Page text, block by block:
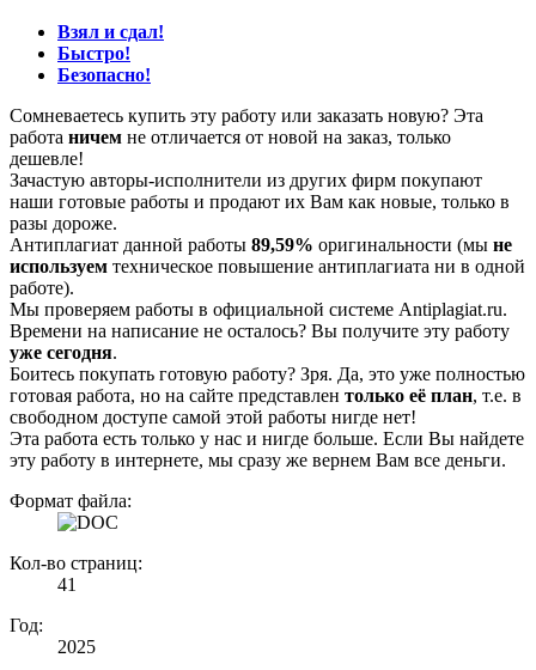
Взял и сдал!
Быстро!
Безопасно!
Сомневаетесь купить эту работу или заказать новую? Эта
работа ничем не отличается от новой на заказ, только
дешевле!
Зачастую авторы-исполнители из других фирм покупают
наши готовые работы и продают их Вам как новые, только в
разы дороже.
Антиплагиат данной работы 89,59% оригинальности (мы не
используем техническое повышение антиплагиата ни в одной
работе).
Мы проверяем работы в официальной системе Аntiplagiat.ru.
Времени на написание не осталось? Вы получите эту работу
уже сегодня.
Боитесь покупать готовую работу? Зря. Да, это уже полностью
готовая работа, но на сайте представлен только её план, т.е. в
свободном доступе самой этой работы нигде нет!
Эта работа есть только у нас и нигде больше. Если Вы найдете
эту работу в интернете, мы сразу же вернем Вам все деньги.
Формат файла:
Кол-во страниц:
41
Год:
2025